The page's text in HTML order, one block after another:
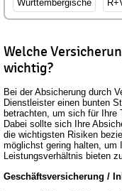
Württembergische
Welche
wichtig?
Bei der Absicherung durch
Dienstleister einen bunten
betrachten, um sich für Ihre
Dabei sollte sich Ihre
die wichtigsten Risiken
möglichst gering halten, um
Leistungsverhältnis bieten
Geschäftsversicherung /